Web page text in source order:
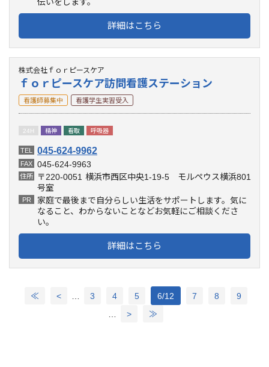
伝いをします。
詳細はこちら
株式会社ｆｏｒピースケア
ｆｏｒピースケア訪問看護ステーション
看護師募集中 看護学生実習受入
24H 精神 看取 呼吸器
TEL 045-624-9962
FAX 045-624-9963
住所 〒220-0051 横浜市西区中央1-19-5 モルペウス横浜801
号室
PR
家庭で最後まで自分らしい生活をサポートします。気に
なること、わからないことなどお気軽にご相談くださ
い。
詳細はこちら
≪ < 3 4 5 6/12 7 8
9
> ≫